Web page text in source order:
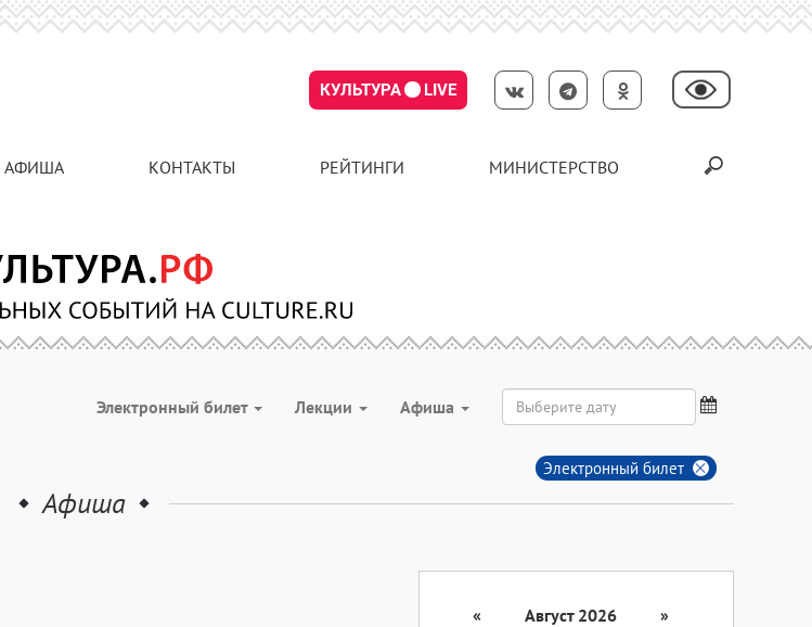
КУЛЬТУРА LIVE
АФИША КОНТАКТЫ РЕЙТИНГИ МИНИСТЕРСТВО
Электронный билет Лекции Aфиша
Электронный билет
Афиша
« Август 2026
»